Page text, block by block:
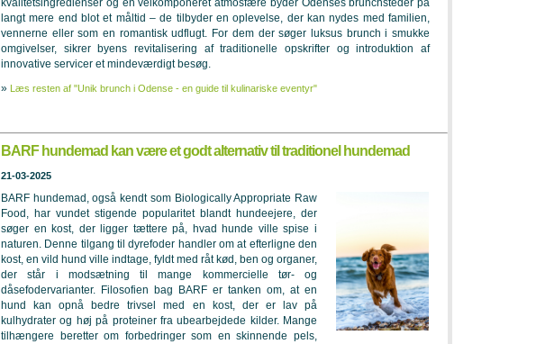
kvalitetsingredienser og en velkomponeret atmosfære byder Odenses brunchsteder på
langt mere end blot et måltid – de tilbyder en oplevelse, der kan nydes med familien,
vennerne eller som en romantisk udflugt. For dem der søger luksus brunch i smukke
omgivelser, sikrer byens revitalisering af traditionelle opskrifter og introduktion af
innovative servicer et mindeværdigt besøg.
» Læs resten af "Unik brunch i Odense - en guide til kulinariske eventyr"
BARF hundemad kan være et godt alternativ til traditionel hundemad
21-03-2025
BARF hundemad, også kendt som Biologically Appropriate Raw
Food, har vundet stigende popularitet blandt hundeejere, der
søger en kost, der ligger tættere på, hvad hunde ville spise i
naturen. Denne tilgang til dyrefoder handler om at efterligne den
kost, en vild hund ville indtage, fyldt med råt kød, ben og organer,
der står i modsætning til mange kommercielle tør- og
dåsefodervarianter. Filosofien bag BARF er tanken om, at en
hund kan opnå bedre trivsel med en kost, der er lav på
kulhydrater og høj på proteiner fra ubearbejdede kilder. Mange
tilhængere beretter om forbedringer som en skinnende pels,